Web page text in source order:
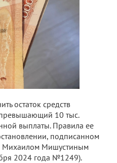
остаток средств
превышающий 10 тыс.
выплаты. Правила ее
подписанном
Михаилом Мишустиным
2024 года №1249).